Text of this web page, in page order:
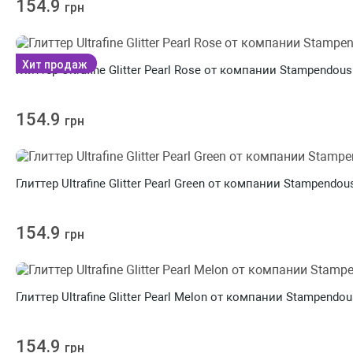
154.9 грн
Глиттер Ultrafine Glitter Pearl Rose от компании Stampendous
154.9 грн
Хит продаж
Глиттер Ultrafine Glitter Pearl Green от компании
154.9 грн
Глиттер Ultrafine Glitter Pearl Melon от компании
154.9 грн